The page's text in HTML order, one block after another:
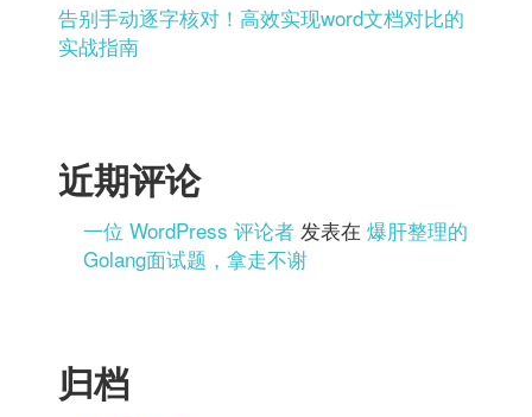
告别手动逐字核对！高效实现word文档对比的
实战指南
近期评论
一位 WordPress 评论者 发表在爆肝整理的
Golang面试题，拿走不谢
归档